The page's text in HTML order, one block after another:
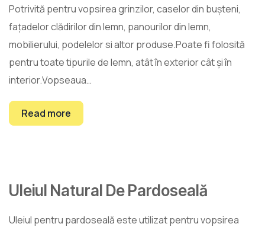
Potrivită pentru vopsirea grinzilor, caselor din bușteni,
fațadelor clădirilor din lemn, panourilor din lemn,
mobilierului, podelelor si altor produse.Poate fi folosită
pentru toate tipurile de lemn, atât în exterior cât și în
interior.Vopseaua…
Read more
26
mart.
Uleiul Natural De Pardoseală
Uleiul pentru pardoseală este utilizat pentru vopsirea